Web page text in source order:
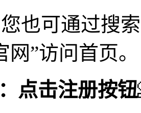
也可通过搜
网”访问首页。
点击注册按钮